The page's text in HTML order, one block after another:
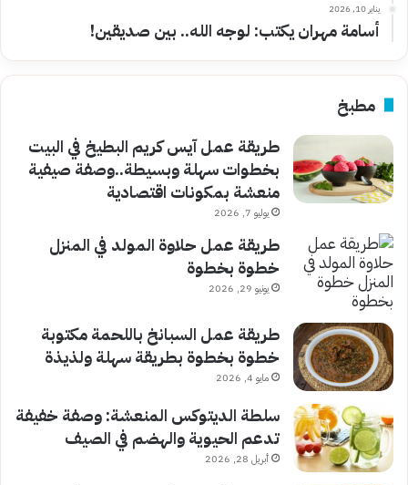
يناير 10, 2026
أسامة مهران يكتب: لوجه الله.. بين صديقين!
مطبخ
طريقة عمل آيس كريم البطيخ في البيت
بخطوات سهلة وبسيطة..وصفة صيفية
منعشة بمكونات اقتصادية
يوليو 7, 2026
طريقة عمل حلاوة المولد في المنزل
خطوة بخطوة
يونيو 29, 2026
طريقة عمل السبانخ باللحمة مكتوبة
خطوة بخطوة بطريقة سهلة ولذيذة
مايو 4, 2026
سلطة الديتوكس المنعشة: وصفة خفيفة
تدعم الحيوية والهضم في الصيف
أبريل 28, 2026